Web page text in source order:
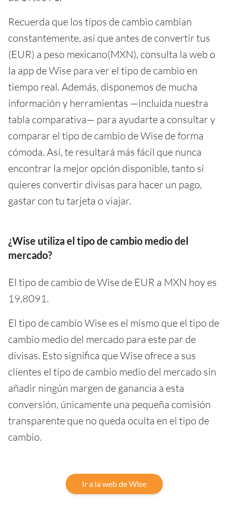
Recuerda que los tipos de cambio cambian
constantemente, así que antes de convertir tus
(EUR) a peso mexicano(MXN), consulta la web o
la app de Wise para ver el tipo de cambio en
tiempo real. Además, disponemos de mucha
información y herramientas —incluida nuestra
tabla comparativa— para ayudarte a consultar y
comparar el tipo de cambio de Wise de forma
cómoda. Así, te resultará más fácil que nunca
encontrar la mejor opción disponible, tanto si
quieres convertir divisas para hacer un pago,
gastar con tu tarjeta o viajar.
¿Wise utiliza el tipo de cambio medio del
mercado?
El tipo de cambio de Wise de EUR a MXN hoy es
19,8091.
El tipo de cambio Wise es el mismo que el tipo de
cambio medio del mercado para este par de
divisas. Esto significa que Wise ofrece a sus
clientes el tipo de cambio medio del mercado sin
añadir ningún margen de ganancia a esta
conversión, únicamente una pequeña comisión
transparente que no queda oculta en el tipo de
cambio.
Ir a la web de Wise